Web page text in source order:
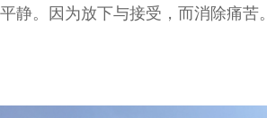
平静。因为放下与接受，而消除痛苦。